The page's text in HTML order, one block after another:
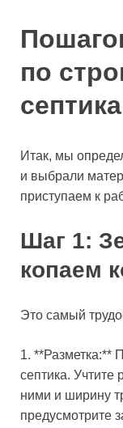
по
Итак, мы
и выбрали
приступаем к
Шаг 1:
копаем
Это самый
1. **Разметка:**
септика.
ними и ширину
предусмотрите